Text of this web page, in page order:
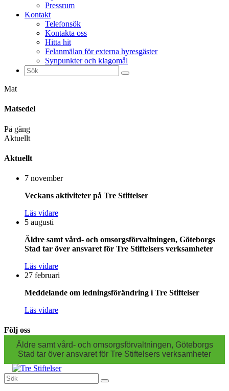
Pressrum
Kontakt
Telefonsök
Kontakta oss
Hitta hit
Felanmälan för externa hyresgäster
Synpunkter och klagomål
Sök
efter:
Mat
Matsedel
På gång
Aktuellt
Aktuellt
7 november
Veckans aktiviteter på Tre Stiftelser
Läs vidare
5 augusti
Äldre samt vård- och omsorgsförvaltningen, Göteborgs
Stad tar över ansvaret för Tre Stiftelsers verksamheter
Läs vidare
27 februari
Meddelande om ledningsförändring i Tre Stiftelser
Läs vidare
Följ oss
Äldre samt vård- och omsorgsförvaltningen, Göteborgs
Stad tar över ansvaret för Tre Stiftelsers verksamheter
Sök
efter: